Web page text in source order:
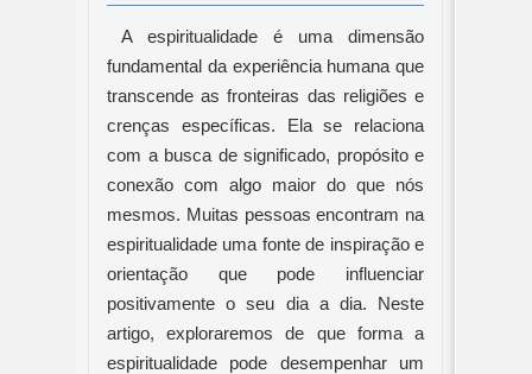
A espiritualidade é uma dimensão
fundamental da experiência humana que
transcende as fronteiras das religiões e
crenças específicas. Ela se relaciona
com a busca de significado, propósito e
conexão com algo maior do que nós
mesmos. Muitas pessoas encontram na
espiritualidade uma fonte de inspiração e
orientação que pode influenciar
positivamente o seu dia a dia. Neste
artigo, exploraremos de que forma a
espiritualidade pode desempenhar um